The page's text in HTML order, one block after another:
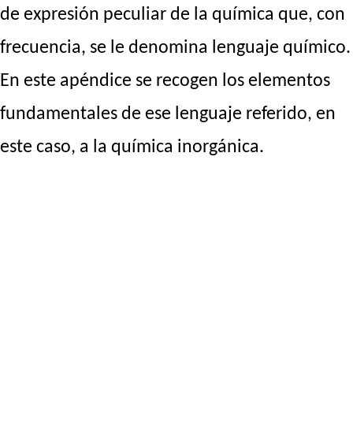
de expresión peculiar de la química que, con
frecuencia, se le denomina lenguaje químico.
En este apéndice se recogen los elementos
fundamentales de ese lenguaje referido, en
este caso, a la química inorgánica.